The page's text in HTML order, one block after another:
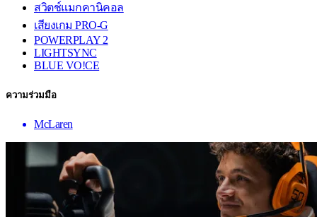
สวิตช์แมกคานิคอล
เสียงเกม PRO-G
POWERPLAY 2
LIGHTSYNC
BLUE VO!CE
ความร่วมมือ
McLaren